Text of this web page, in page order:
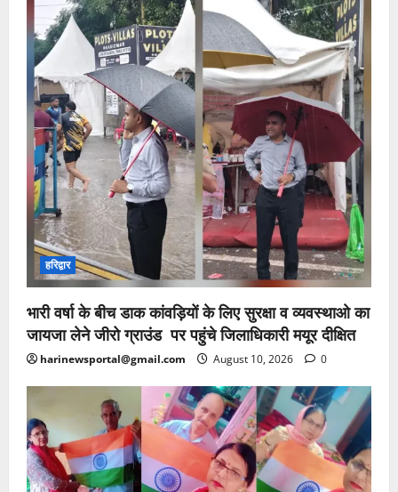
हरिद्वार
भारी वर्षा के बीच डाक कांवड़ियों के लिए सुरक्षा व व्यवस्थाओ का
जायजा लेने जीरो ग्राउंड पर पहुंचे जिलाधिकारी मयूर दीक्षित
harinewsportal@gmail.com August 10, 2026 0